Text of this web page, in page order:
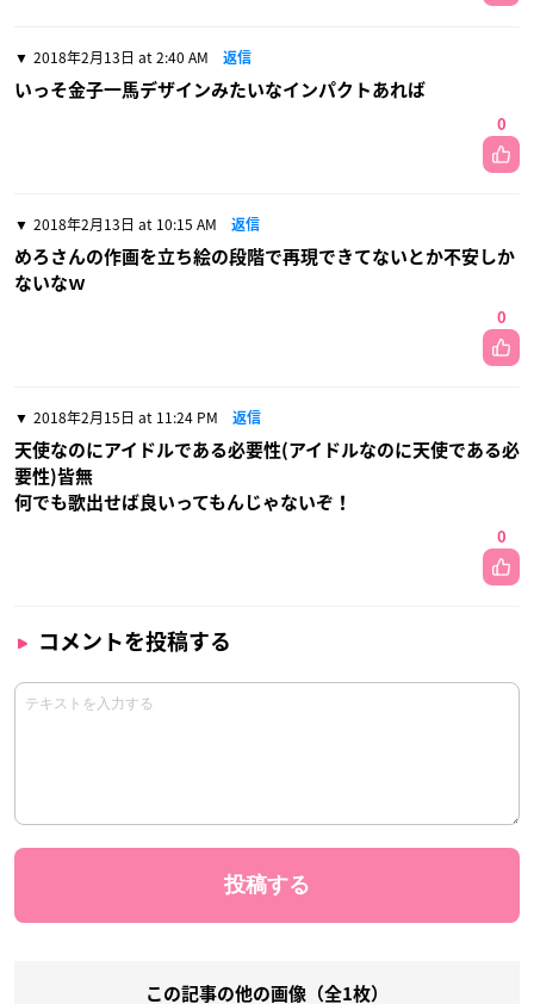
2018年2月13日 at 2:40 AM 返信
いっそ金子一馬デザインみたいなインパクトあれば
0
2018年2月13日 at 10:15 AM 返信
めろさんの作画を立ち絵の段階で再現できてないとか不安しか
ないなｗ
0
2018年2月15日 at 11:24 PM 返信
天使なのにアイドルである必要性(アイドルなのに天使である必
要性)皆無
何でも歌出せば良いってもんじゃないぞ！
0
コメントを投稿する
この記事の他の画像（全1枚）